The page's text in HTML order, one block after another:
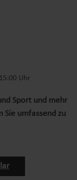
Uhr
Sport und mehr
Sie umfassend zu